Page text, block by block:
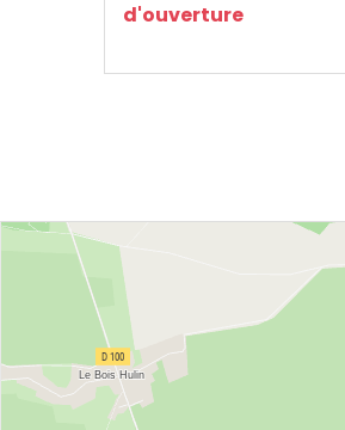
d'ouverture